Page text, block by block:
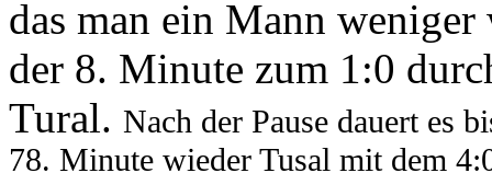
das man ein Mann
der 8. Minute zum 1:0
Tural. Nach der Pause dauert es
78. Minute wieder Tusal mit dem